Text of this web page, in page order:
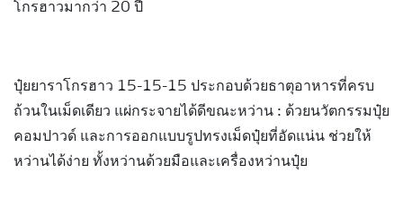
โกรฮาวมากว่า 20 ปี
ปุ๋ยยาราโกรฮาว 15-15-15 ประกอบด้วยธาตุอาหารที่ครบ
ถ้วนในเม็ดเดียว แผ่กระจายได้ดีขณะหว่าน : ด้วยนวัตกรรมปุ๋ย
คอมปาวด์ และการออกแบบรูปทรงเม็ดปุ๋ยที่อัดแน่น ช่วยให้
หว่านได้ง่าย ทั้งหว่านด้วยมือและเครื่องหว่านปุ๋ย